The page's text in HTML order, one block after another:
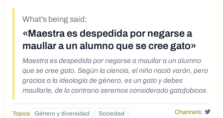
What's being said:
«Maestra es despedida por negarse a
maullar a un alumno que se cree gato»
Maestra es despedida por negarse a maullar a un alumno
que se cree gato. Según la ciencia, el niño nació varón, pero
gracias a la ideología de género, es un gato y debes
maullarle, de lo contrario seremos considerado gatofobicos.
Topics Género y diversidad Sociedad
Channels: